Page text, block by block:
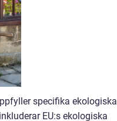
specifika ekologiska
EU:s ekologiska